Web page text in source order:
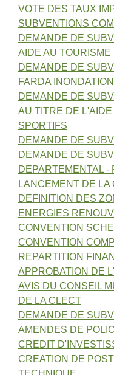
VOTE DES TAUX
SUBVENTIONS
DEMANDE DE
AIDE AU TOURISME
DEMANDE DE
FARDA
DEMANDE DE
AU TITRE DE
SPORTIFS
DEMANDE DE
DEMANDE DE
DEPARTEMENTAL -
LANCEMENT DE LA
DEFINITION DES
ENERGIES
CONVENTION
CONVENTION
REPARTITION
APPROBATION DE
AVIS DU CONSEIL
DE LA CLECT
DEMANDE DE
AMENDES DE
CREDIT
CREATION DE